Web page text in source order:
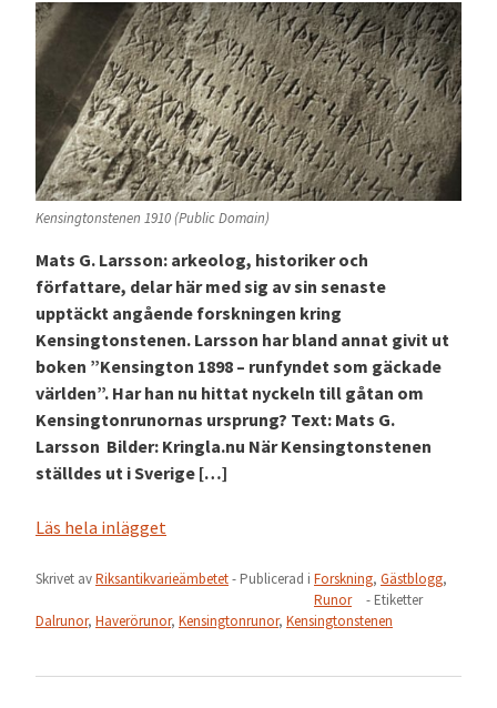
Kensingtonstenen 1910 (Public Domain)
Mats G. Larsson: arkeolog, historiker och
författare, delar här med sig av sin senaste
upptäckt angående forskningen kring
Kensingtonstenen. Larsson har bland annat givit ut
boken ”Kensington 1898 – runfyndet som gäckade
världen”. Har han nu hittat nyckeln till gåtan om
Kensingtonrunornas ursprung? Text: Mats G.
Larsson Bilder: Kringla.nu När Kensingtonstenen
ställdes ut i Sverige […]
Läs hela inlägget
Skrivet avRiksantikvarieämbetet- Publicerad i Forskning, Gästblogg,
Runor
- Etiketter
Dalrunor, Haverörunor, Kensingtonrunor, Kensingtonstenen